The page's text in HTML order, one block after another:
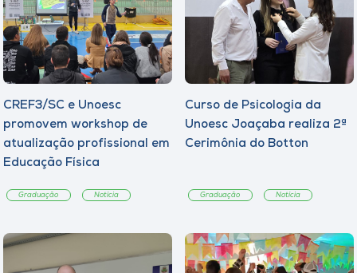
CREF3/SC e Unoesc
promovem workshop de
atualização profissional em
Educação Física
Graduação Notícia
Curso de Psicologia da
Unoesc Joaçaba realiza 2ª
Cerimônia do Botton
Graduação Notícia